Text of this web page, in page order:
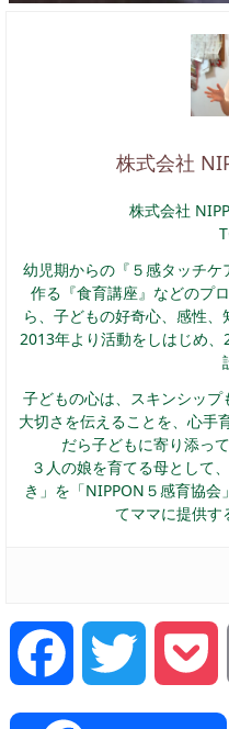
株式会社
株式会社
幼児期からの『５感タッチ
作る『食育講座』などのプ
ら、子どもの好奇心、感性、
2013年より活動をしはじめ
子どもの心は、スキンシッ
大切さを伝えることを、心手
だら子どもに寄り添っ
３人の娘を育てる母として
き」を「NIPPON５感育協
てママに提供す
Facebook Twitter